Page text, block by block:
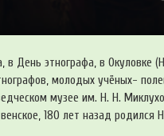
в День этнографа, в Окуловке
молодых учёных-
музее им. Н. Н.
180 лет назад